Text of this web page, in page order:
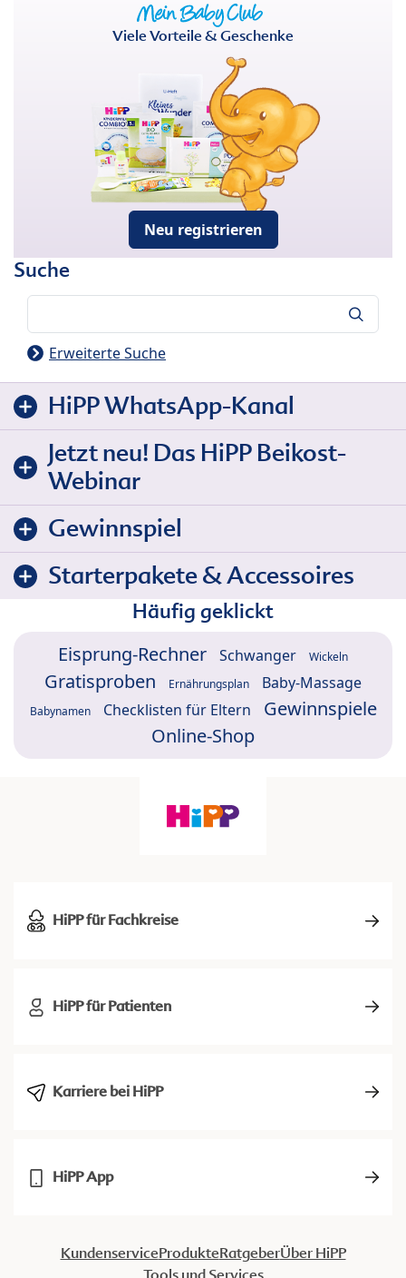
Viele Vorteile & Geschenke
Neu registrieren
Suche
Erweiterte Suche
HiPP WhatsApp-Kanal
Jetzt neu! Das HiPP Beikost-
Webinar
Gewinnspiel
Starterpakete & Accessoires
Häufig geklickt
Eisprung-Rechner Schwanger Wickeln
Gratisproben Ernährungsplan Baby-Massage
Babynamen Checklisten für Eltern
Gewinnspiele
Online-Shop
HiPP für Fachkreise
HiPP für Patienten
Karriere bei HiPP
HiPP App
KundenserviceProdukteRatgeberÜber HiPP